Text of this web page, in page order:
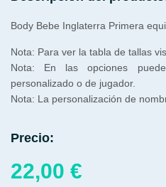
Body Bebe Inglaterra Primera
Nota: Para ver la tabla de tallas
Nota: En las opciones
personalizado o de jugador.
Nota: La personalización de
Precio:
22,00 €